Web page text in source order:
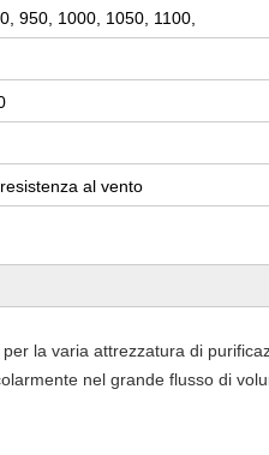
950, 1000, 1050, 1100,
al vento
la varia attrezzatura di
nel grande flusso di